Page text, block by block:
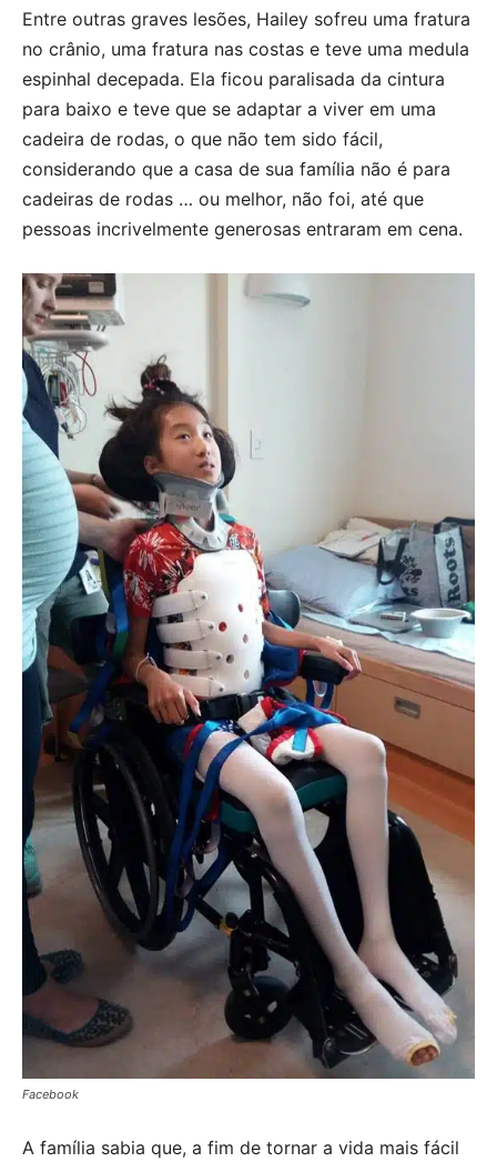
Entre outras graves lesões, Hailey sofreu uma fratura
no crânio, uma fratura nas costas e teve uma medula
espinhal decepada. Ela ficou paralisada da cintura
para baixo e teve que se adaptar a viver em uma
cadeira de rodas, o que não tem sido fácil,
considerando que a casa de sua família não é para
cadeiras de rodas … ou melhor, não foi, até que
pessoas incrivelmente generosas entraram em cena.
Facebook
A família sabia que, a fim de tornar a vida mais fácil